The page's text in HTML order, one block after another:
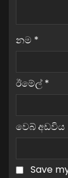
නම *
ඊමේල් *
වෙබ් අඩවිය
Save